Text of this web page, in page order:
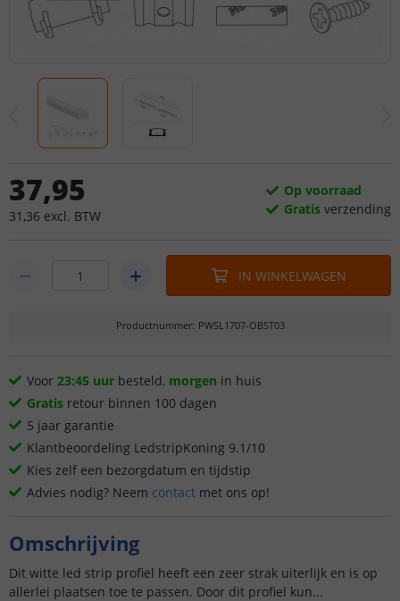
37,95
31 ,36 excl. BTW
Op voorraad
Gratis verzending
IN WINKELWAGEN
Productnummer: PWSL1707-OBST03
Voor 23:45 uur besteld, morgen in huis
Gratis retour binnen 100 dagen
5 jaar garantie
Klantbeoordeling LedstripKoning 9.1/10
Kies zelf een bezorgdatum en tijdstip
Advies nodig? Neem contact met ons op!
Omschrijving
Dit witte led strip profiel heeft een zeer strak uiterlijk en is op
allerlei plaatsen toe te passen. Door dit profiel kun...